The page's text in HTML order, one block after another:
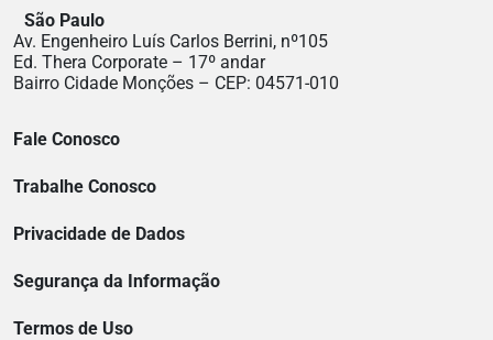
São Paulo
Av. Engenheiro Luís Carlos Berrini, nº105
Ed. Thera Corporate – 17º andar
Bairro Cidade Monções – CEP: 04571-010
Fale Conosco
Trabalhe Conosco
Privacidade de Dados
Segurança da Informação
Termos de Uso